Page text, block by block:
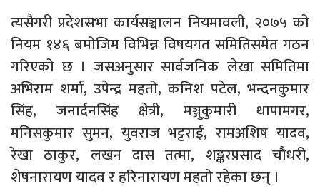
त्यसैगरी प्रदेशसभा कार्यसञ्चालन नियमावली, २०७५ को
नियम १४६ बमोजिम विभिन्न विषयगत समितिसमेत गठन
गरिएको छ । जसअनुसार सार्वजनिक लेखा समितिमा
अभिराम शर्मा, उपेन्द्र महतो, कनिश पटेल, भन्दनकुमार
सिंह, जनार्दनसिंह क्षेत्री, मञ्जुकुमारी थापामगर,
मनिसकुमार सुमन, युवराज भट्टराई, रामअशिष यादव,
रेखा ठाकुर, लखन दास तत्मा, शङ्करप्रसाद चौधरी,
शेषनारायण यादव र हरिनारायण महतो रहेका छन् ।